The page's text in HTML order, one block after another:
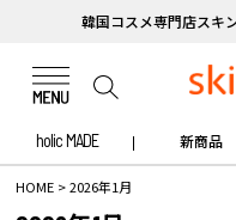
韓国コスメ専門店スキ
holic MADE 新商品
HOME >2026年1月